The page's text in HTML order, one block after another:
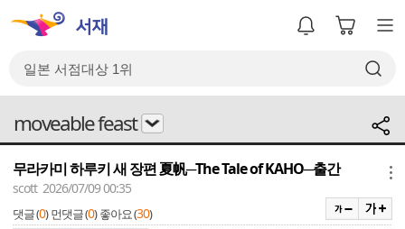
moveable feast
무라카미 하루키 새 장편 夏帆─The Tale of KAHO─출간
scott 2026/07/09 00:35
댓글 (0) 먼댓글 (0) 좋아요 (30)